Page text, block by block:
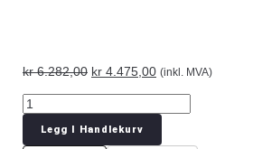
kr6.282,00 kr 4.475,00 (inkl. MVA)
Legg I Handlekurv